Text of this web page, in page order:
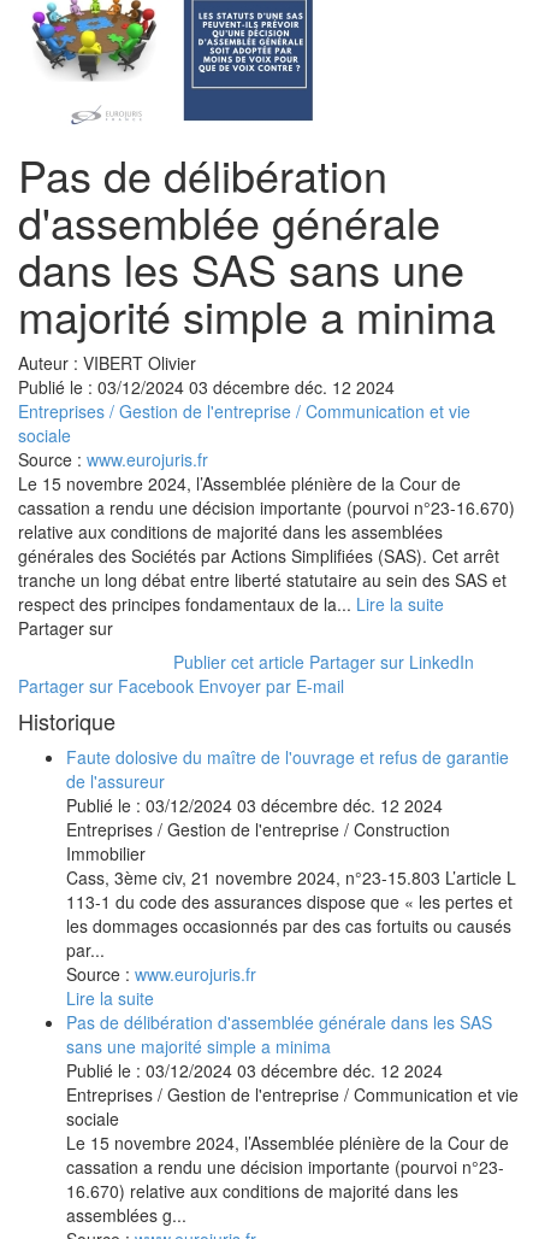
Pas de délibération
d'assemblée générale
dans les SAS sans une
majorité simple a minima
Auteur : VIBERT Olivier
Publié le : 03/12/2024 03 décembre déc. 12 2024
Entreprises / Gestion de l'entreprise / Communication et vie
sociale
Source : www.eurojuris.fr
Le 15 novembre 2024, l’Assemblée plénière de la Cour de
cassation a rendu une décision importante (pourvoi n°23-16.670)
relative aux conditions de majorité dans les assemblées
générales des Sociétés par Actions Simplifiées (SAS). Cet arrêt
tranche un long débat entre liberté statutaire au sein des SAS et
respect des principes fondamentaux de la... Lire la suite
Partager sur
Publier cet article Partager sur LinkedIn
Partager sur Facebook Envoyer par E-mail
Historique
Faute dolosive du maître de l'ouvrage et refus de garantie
de l'assureur
Publié le : 03/12/2024 03 décembre déc. 12 2024
Entreprises / Gestion de l'entreprise / Construction
Immobilier
Cass, 3ème civ, 21 novembre 2024, n°23-15.803 L’article L
113-1 du code des assurances dispose que « les pertes et
les dommages occasionnés par des cas fortuits ou causés
par...
Source : www.eurojuris.fr
Lire la suite
Pas de délibération d'assemblée générale dans les SAS
sans une majorité simple a minima
Publié le : 03/12/2024 03 décembre déc. 12 2024
Entreprises / Gestion de l'entreprise / Communication et vie
sociale
Le 15 novembre 2024, l’Assemblée plénière de la Cour de
cassation a rendu une décision importante (pourvoi n°23-
16.670) relative aux conditions de majorité dans les
assemblées g...